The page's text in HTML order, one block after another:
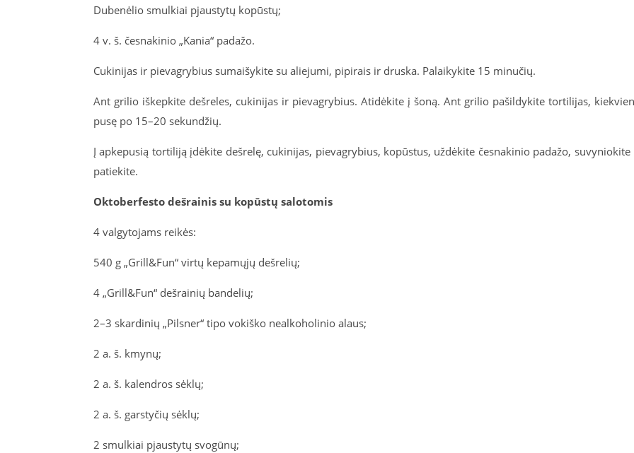
Dubenėlio smulkiai pjaustytų kopūstų;
4 v. š. česnakinio „Kania“ padažo.
Cukinijas ir pievagrybius sumaišykite su aliejumi, pipirais ir druska. Palaikykite 15 minučių.
Ant grilio iškepkite dešreles, cukinijas ir pievagrybius. Atidėkite į šoną. Ant grilio pašildykite tortilijas,
pusę po 15–20 sekundžių.
Į apkepusią tortiliją įdėkite dešrelę, cukinijas, pievagrybius, kopūstus, uždėkite česnakinio padažo, suvyniokite
patiekite.
Oktoberfesto dešrainis su kopūstų salotomis
4 valgytojams reikės:
540 g „Grill&Fun“ virtų kepamųjų dešrelių;
4 „Grill&Fun“ dešrainių bandelių;
2–3 skardinių „Pilsner“ tipo vokiško nealkoholinio alaus;
2 a. š. kmynų;
2 a. š. kalendros sėklų;
2 a. š. garstyčių sėklų;
2 smulkiai pjaustytų svogūnų;